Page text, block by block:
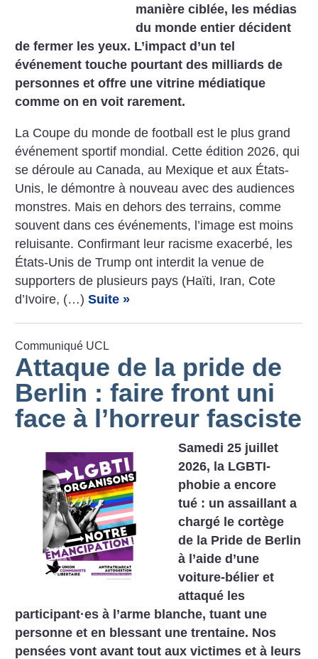
manière ciblée, les médias
du monde entier décident
de fermer les yeux. L’impact d’un tel
événement touche pourtant des milliards de
personnes et offre une vitrine médiatique
comme on en voit rarement.
La Coupe du monde de football est le plus grand
événement sportif mondial. Cette édition 2026, qui
se déroule au Canada, au Mexique et aux États-
Unis, le démontre à nouveau avec des audiences
­monstres. Mais en dehors des terrains, comme
souvent dans ces événements, l’image est moins
reluisante. Confirmant leur racisme exacerbé, les
États-Unis de Trump ont interdit la venue de
supporters de plusieurs pays (Haïti, Iran, Cote
d’Ivoire, (…)Suite »
Communiqué UCL
Attaque de la pride de
Berlin : faire front uni
face à l’horreur fasciste
Samedi 25 juillet
2026, la LGBTI-
phobie a encore
tué : un assaillant a
chargé le cortège
de la Pride de Berlin
à l’aide d’une
voiture-bélier et
attaqué les
participant·es à l’arme blanche, tuant une
personne et en blessant une trentaine. Nos
pensées vont avant tout aux victimes et à leurs